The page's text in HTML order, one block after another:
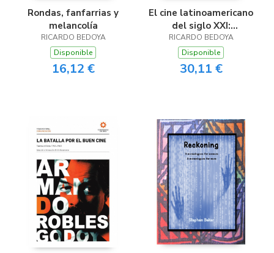
Rondas, fanfarrias y
melancolía
RICARDO BEDOYA
Disponible
16,12 €
El cine latinoamericano
del siglo XXI:
tendencias y
tratamientos
RICARDO BEDOYA
Disponible
30,11 €